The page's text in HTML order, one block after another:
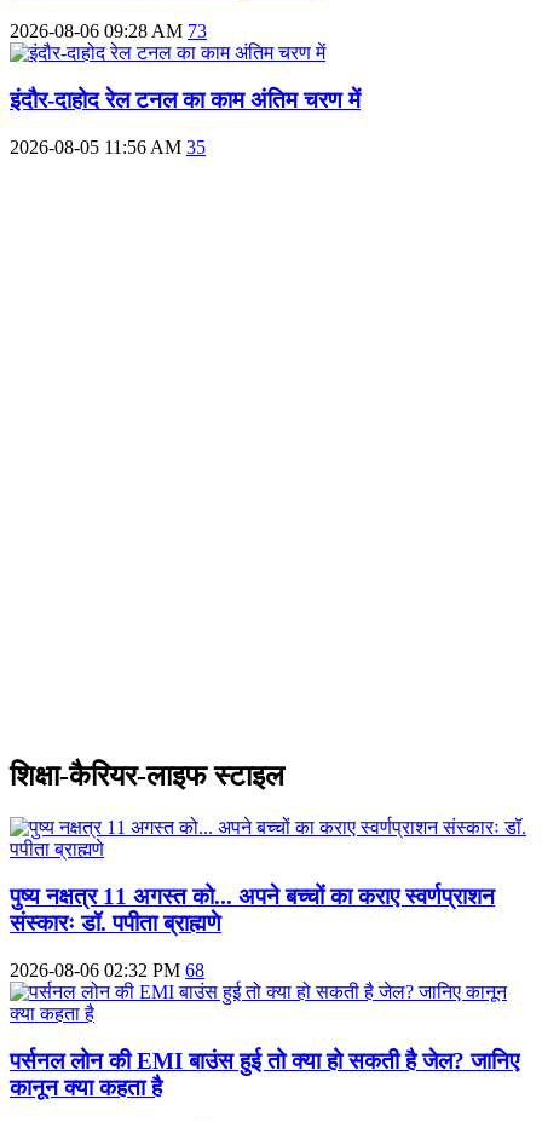
2026-08-06 09:28 AM 73
इंदौर-दाहोद रेल टनल का काम अंतिम चरण में
2026-08-05 11:56 AM 35
शिक्षा-कैरियर-लाइफ स्टाइल
पुष्य नक्षत्र 11 अगस्त को... अपने बच्चों का कराए स्वर्णप्राशन
संस्कारः डॉ. पपीता ब्राह्मणे
2026-08-06 02:32 PM 68
पर्सनल लोन की EMI बाउंस हुई तो क्या हो सकती है जेल? जानिए
कानून क्या कहता है